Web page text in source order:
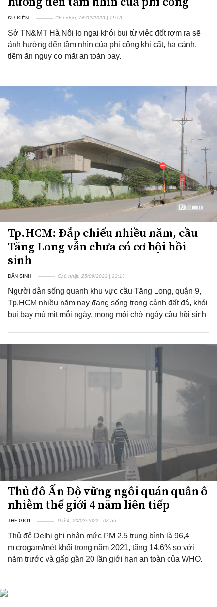
SỰ KIỆN Chủ nhật, 26/02/2023 | 11:13
Sở TN&MT Hà Nội lo ngại khói bụi từ việc đốt rơm rạ sẽ
ảnh hưởng đến tầm nhìn của phi công khi cất, hạ cánh,
tiềm ẩn nguy cơ mất an toàn bay.
Tp.HCM: Đắp chiếu nhiều năm, cầu
Tăng Long vẫn chưa có cơ hội hồi
sinh
DÂN SINH Chủ nhật, 25/09/2022 | 22:13
Người dân sống quanh khu vực cầu Tăng Long, quận 9,
Tp.HCM nhiều năm nay đang sống trong cảnh đất đá, khói
bụi bay mù mịt mỗi ngày, mong mỏi chờ ngày cầu hồi sinh
Thủ đô Ấn Độ vững ngôi quán quân ô
nhiễm thế giới 4 năm liên tiếp
THẾ GIỚI Thứ 4, 23/03/2022 | 08:56
Thủ đô Delhi ghi nhận mức PM 2.5 trung bình là 96,4
microgam/mét khối trong năm 2021, tăng 14,6% so với
năm trước và gấp gần 20 lần giới hạn an toàn của WHO.